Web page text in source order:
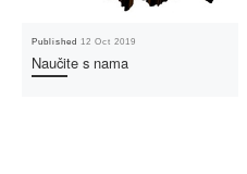
Published12 Oct 2019
Naučite s nama